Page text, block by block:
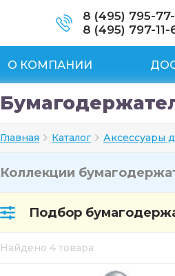
8 (495) 795-
8 (495) 797-11-
О КОМПАНИИ
Главная Каталог Аксессуары
Коллекции
Подбор
Найдено 4 товара